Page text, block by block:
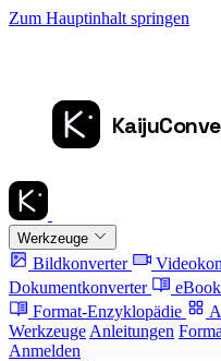
Zum Hauptinhalt springen
Werkzeuge
Bildkonverter
Dokumentkonverter
Format-Enzyklopädie
Werkzeuge Anleitungen
Anmelden